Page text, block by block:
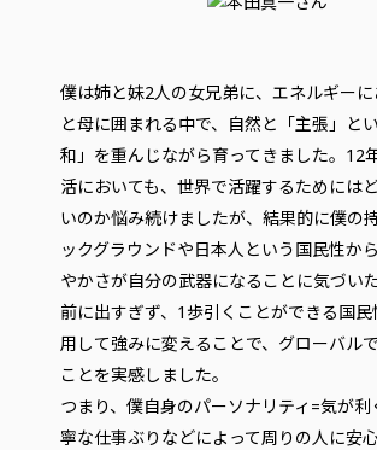
僕は姉と妹2人の女兄弟に、エネルギー
と母に囲まれる中で、自然と「主張」と
和」を重んじながら育ってきました。12
活においても、世界で活躍するためには
いのか悩み続けましたが、結果的に僕の
ックグラウンドや日本人という国民性か
やかさが自分の武器になることに気づいた
前に出すぎず、1歩引くことができる国
用して強みに変えることで、グローバル
ことを実感しました。
つまり、僕自身のパーソナリティ=気が利
寧な仕事ぶりなどによって周りの人に安